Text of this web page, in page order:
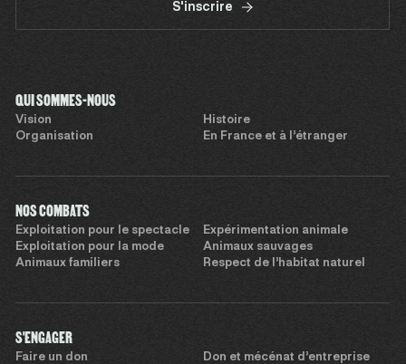
S'inscrire
QUI SOMMES-NOUS
Vision
Histoire
Organisation
En France et à l’étranger
NOS COMBATS
Exploitation pour le spectacle
Expérimentation animale
Exploitation pour la mode
Animaux sauvages
Animaux familiers
Respect de l’habitat naturel
S'ENGAGER
Faire un don
Don et mécénat d’entreprise